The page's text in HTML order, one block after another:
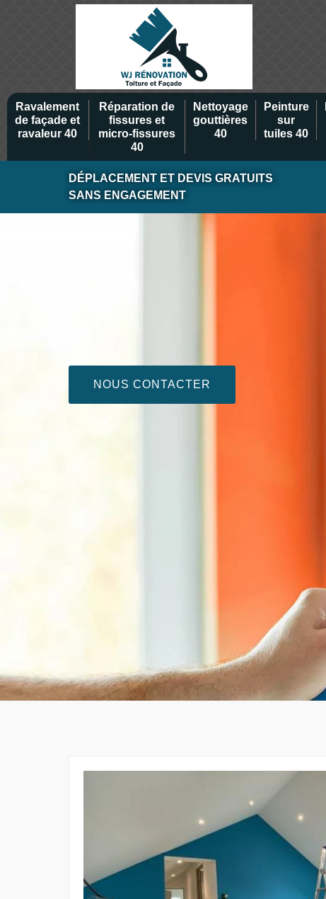
Ravalement
de façade et
ravaleur 40
Réparation de
fissures et
micro-fissures
40
Nettoyage
gouttières
40
Peinture
sur
tuiles 40
DÉPLACEMENT ET DEVIS GRATUITS
SANS ENGAGEMENT
NOUS CONTACTER